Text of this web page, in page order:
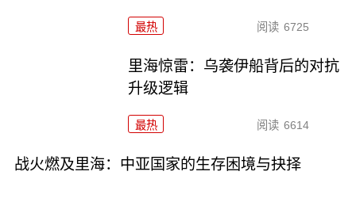
最热 阅读 6725
里海惊雷：乌袭伊船背后的对抗
升级逻辑
最热 阅读 6614
战火燃及里海：中亚国家的生存困境与抉择